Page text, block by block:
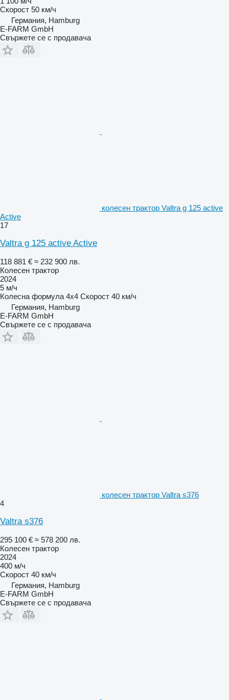
Скорост 50 км/ч
Германия, Hamburg
E-FARM GmbH
Свържете се с продавача
колесен трактор Valtra g 125 active
Active
17
Valtra g 125 active Active
118 881 € ≈ 232 900 лв.
Колесен трактор
2024
5 м/ч
Колесна формула 4x4 Скорост 40 км/ч
Германия, Hamburg
E-FARM GmbH
Свържете се с продавача
колесен трактор Valtra s376
4
Valtra s376
295 100 € ≈ 578 200 лв.
Колесен трактор
2024
400 м/ч
Скорост 40 км/ч
Германия, Hamburg
E-FARM GmbH
Свържете се с продавача